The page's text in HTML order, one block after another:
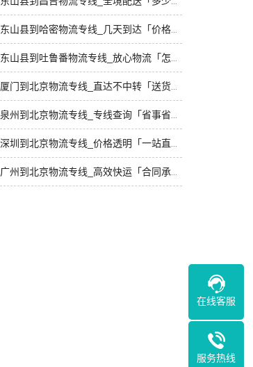
东山县到哈密物流专线_几天到达「价格实惠」
东山县到吐鲁番物流专线_放心物流「怎么收费」
厦门到北京物流专线_直达不中转「送货到门」
泉州到北京物流专线_专线查询「省事省心」
深圳到北京物流专线_价格透明「一站直达」
广州到北京物流专线_高效快运「合同承运」
在线客服
服务热线